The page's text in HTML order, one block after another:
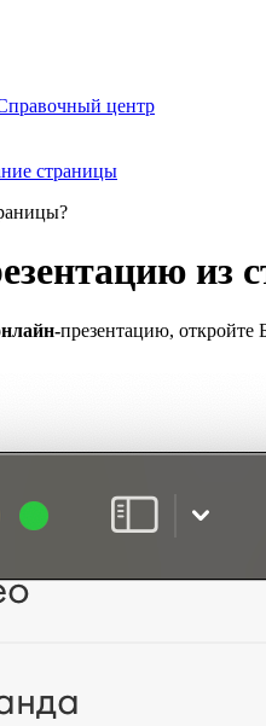
центр
страницы
из
презентацию, откройте